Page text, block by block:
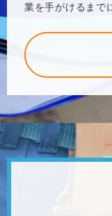
業を手がけるまで